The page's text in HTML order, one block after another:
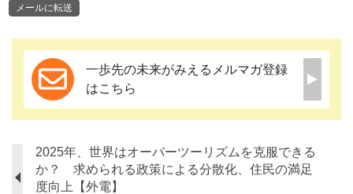
メールに転送
一歩先の未来がみえるメルマガ登録
はこちら
2025年、世界はオーバーツーリズムを克服できる
か？ 求められる政策による分散化、住民の満足
度向上【外電】